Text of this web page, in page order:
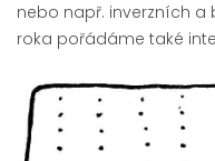
nebo např. inverzních
roka pořádáme také